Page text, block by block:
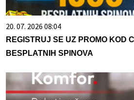
20. 07. 2026 08:04
REGISTRUJ SE UZ PROMO KOD
BESPLATNIH SPINOVA